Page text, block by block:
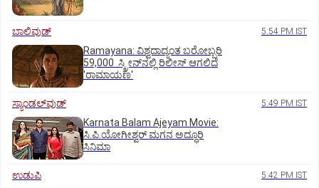
ಬಾಲಿವುಡ್‌ 5:54 PM IST
Ramayana: ವಿಶ್ವದಾದ್ಯಂತ ಬರೋಬ್ಬರಿ
59,000 ಸ್ಕ್ರೀನ್‌ನಲ್ಲಿ ರಿಲೀಸ್‌ ಆಗಲಿದೆ
'ರಾಮಾಯಣ'
ಸ್ಯಾಂಡಲ್‌ವುಡ್‌ 5:49 PM IST
Karnata Balam Ajeyam Movie:
ಸಿ.ಪಿ.ಯೋಗೀಶ್ವರ್‌ ಮಗನ ಅದ್ಧೂರಿ
ಸಿನಿಮಾ
ಉಡುಪಿ 5:42 PM IST